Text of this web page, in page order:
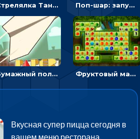
Стрелялка Танковые войны: бить по танку врага, чтобы уничтожить зло Поп-шар: запускать колючку, чтобы лопать воздушные шарики
Бумажный полет: бросай самолетик и собери бонусы Фруктовый маджонг - найти одинаковые плитки головоломки
Вкусная супер пицца сегодня в
вашем меню ресторана.